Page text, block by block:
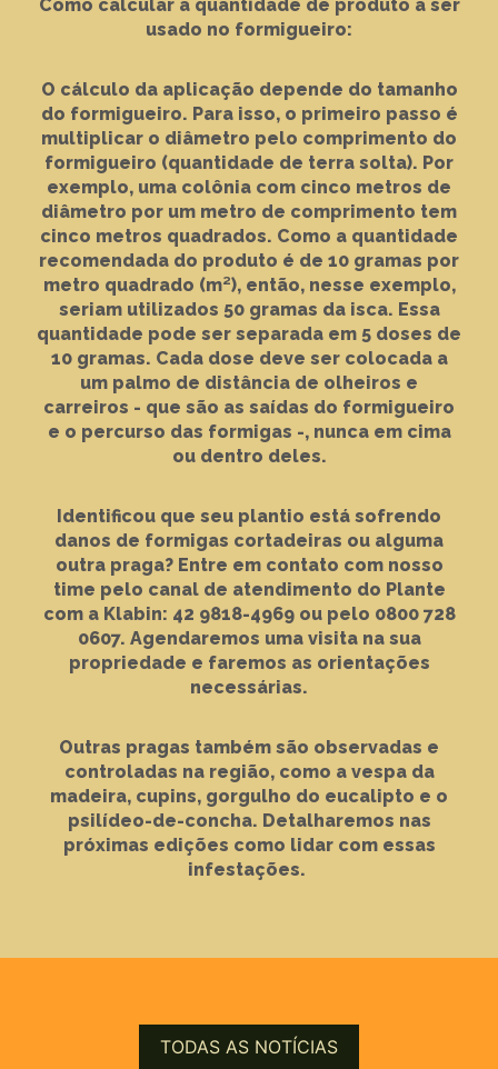
Como calcular a quantidade de produto a ser
usado no formigueiro:
O cálculo da aplicação depende do tamanho
do formigueiro. Para isso, o primeiro passo é
multiplicar o diâmetro pelo comprimento do
formigueiro (quantidade de terra solta). Por
exemplo, uma colônia com cinco metros de
diâmetro por um metro de comprimento tem
cinco metros quadrados. Como a quantidade
recomendada do produto é de 10 gramas por
metro quadrado (m²), então, nesse exemplo,
seriam utilizados 50 gramas da isca. Essa
quantidade pode ser separada em 5 doses de
10 gramas. Cada dose deve ser colocada a
um palmo de distância de olheiros e
carreiros - que são as saídas do formigueiro
e o percurso das formigas -, nunca em cima
ou dentro deles.
Identificou que seu plantio está sofrendo
danos de formigas cortadeiras ou alguma
outra praga? Entre em contato com nosso
time pelo canal de atendimento do Plante
com a Klabin: 42 9818-4969 ou pelo 0800 728
0607. Agendaremos uma visita na sua
propriedade e faremos as orientações
necessárias.
Outras pragas também são observadas e
controladas na região, como a vespa da
madeira, cupins, gorgulho do eucalipto e o
psilídeo-de-concha. Detalharemos nas
próximas edições como lidar com essas
infestações.
TODAS AS NOTÍCIAS